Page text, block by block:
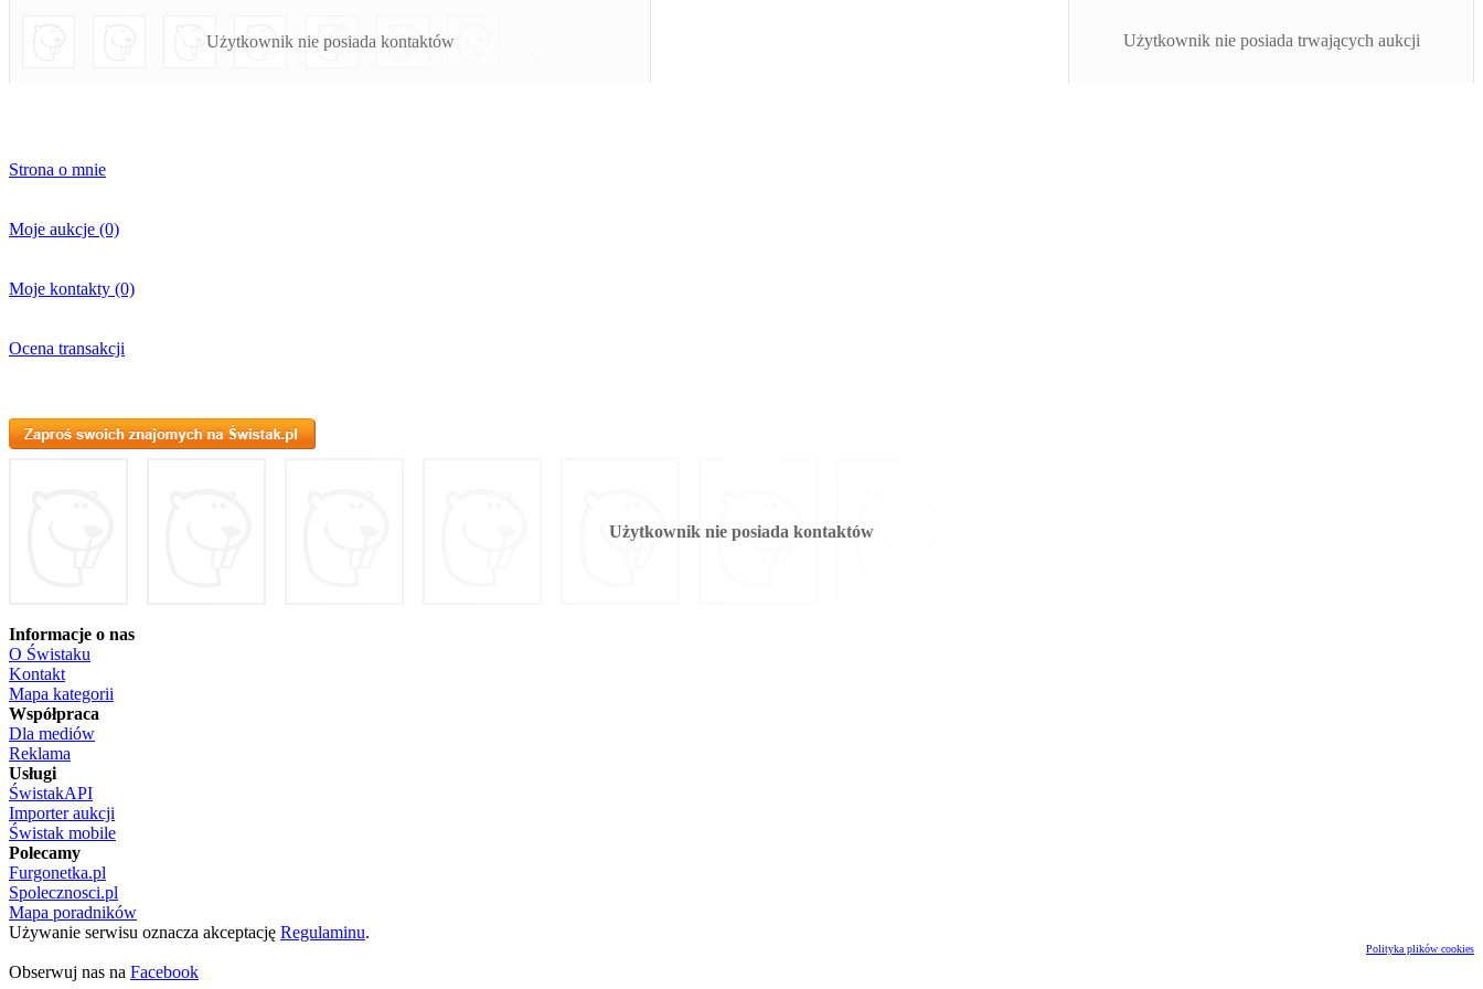
Użytkownik nie posiada kontaktów Użytkownik nie posiada trwających aukcji
Strona o mnie
Moje aukcje (0)
Moje kontakty (0)
Ocena transakcji
Użytkownik nie posiada kontaktów
Informacje o nas
O Świstaku
Kontakt
Mapa kategorii
Współpraca
Dla mediów
Reklama
Usługi
ŚwistakAPI
Importer aukcji
Świstak mobile
Polecamy
Furgonetka.pl
Spolecznosci.pl
Mapa poradników
Używanie serwisu oznacza akceptację Regulaminu.
Polityka plików cookies
Obserwuj nas na Facebook